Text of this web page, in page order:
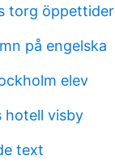
torg öppettider
på engelska
elev
hotell visby
text